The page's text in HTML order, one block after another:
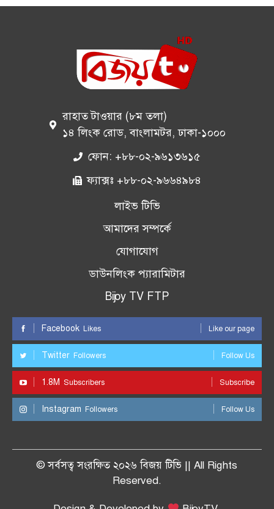
রাহাত টাওয়ার (৮ম তলা)
১৪ লিংক রোড, বাংলামটর, ঢাকা-১০০০
ফোন: +৮৮-০২-৯৬১৩৬১৫
ফ্যাক্সঃ +৮৮-০২-৯৬৬৪৯৮৪
লাইভ টিভি
আমাদের সম্পর্কে
যোগাযোগ
ডাউনলিংক প্যারামিটার
Bijoy TV FTP
Facebook Likes Like our page
Twitter Followers Follow Us
1.8M Subscribers Subscribe
Instagram Followers Follow Us
© সর্বসত্ব সংরক্ষিত ২০২৬ বিজয় টিভি || All Rights
Reserved.